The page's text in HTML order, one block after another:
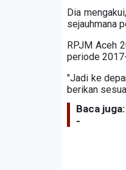
Dia
sejauhmana
RPJM Aceh
periode
"Jadi ke
berikan
Baca juga:
-